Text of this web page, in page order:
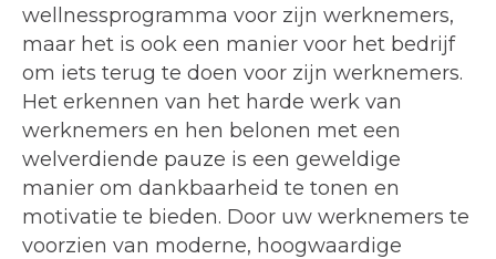
wellnessprogramma voor zijn werknemers,
maar het is ook een manier voor het bedrijf
om iets terug te doen voor zijn werknemers.
Het erkennen van het harde werk van
werknemers en hen belonen met een
welverdiende pauze is een geweldige
manier om dankbaarheid te tonen en
motivatie te bieden. Door uw werknemers te
voorzien van moderne, hoogwaardige